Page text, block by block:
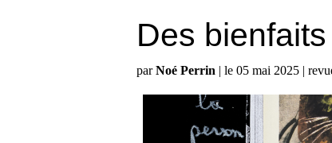
Des
parNoé Perrin | le 05 mai 2025 |